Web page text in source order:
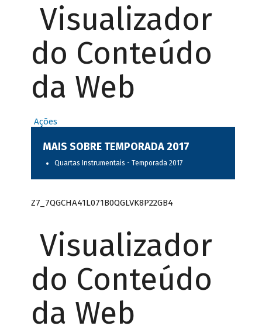
Visualizador
do Conteúdo
da Web
Ações
MAIS SOBRE TEMPORADA 2017
Quartas Instrumentais - Temporada 2017
Z7_7QGCHA41L071B0QGLVK8P22GB4
Visualizador
do Conteúdo
da Web